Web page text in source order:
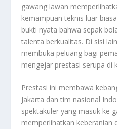
gawang lawan
kemampuan teknis luar
bukti nyata bahwa sepak
talenta berkualitas. Di sisi
membuka peluang bagi
mengejar prestasi serupa di
Prestasi ini membawa
Jakarta dan tim nasional
spektakuler yang masuk ke
memperlihatkan keberanian